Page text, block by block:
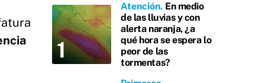
Atención En medio
de las lluvias y con
alerta naranja, ¿a
qué hora se espera lo
peor de las
tormentas?